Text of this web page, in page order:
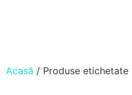
Acasă / Produse etichetate